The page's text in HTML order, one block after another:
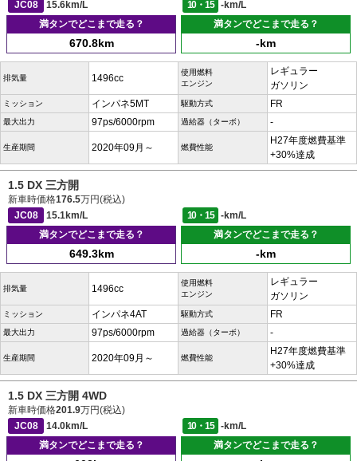
JC08
15.6km/L 10・15
-km/L
満タンでどこまで走る？
670.8km
満タンでどこまで走る？
-km
排気量 1496cc
使用燃料
エンジン
レギュラー
ガソリン
ミッション インパネ5MT 駆動方式 FR
最大出力 97ps/6000rpm 過給器（ターボ） -
生産期間 2020年09月～ 燃費性能
H27年度燃費基準
+30%達成
1.5 DX 三方開
新車時価格176.5万円(税込)
JC08
15.1km/L 10・15
-km/L
満タンでどこまで走る？
649.3km
満タンでどこまで走る？
-km
排気量 1496cc
使用燃料
エンジン
レギュラー
ガソリン
ミッション インパネ4AT 駆動方式 FR
最大出力 97ps/6000rpm 過給器（ターボ） -
生産期間 2020年09月～ 燃費性能
H27年度燃費基準
+30%達成
1.5 DX 三方開 4WD
新車時価格201.9万円(税込)
JC08
14.0km/L 10・15
-km/L
満タンでどこまで走る？
満タンでどこまで走る？